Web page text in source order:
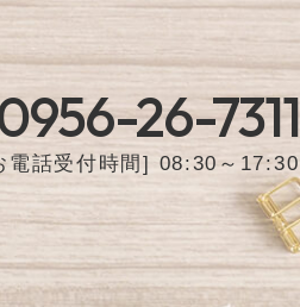
26-7311
電話受付時間] 08:30～17:30